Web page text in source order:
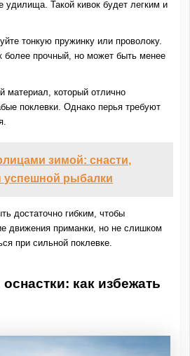
удилища. Такой кивок будет легким и
тонкую пружинку или проволоку.
более прочный, но может быть менее
материал, который отлично
поклевки. Однако перья требуют
зимой: снасти,
успешной рыбалки
достаточно гибким, чтобы
движения приманки, но не слишком
при сильной поклевке.
как избежать